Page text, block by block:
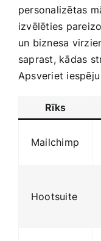
personalizētas
izvēlēties
un biznesa
saprast, kādas
Apsveriet​
Rīks
Mailchimp
Hootsuite